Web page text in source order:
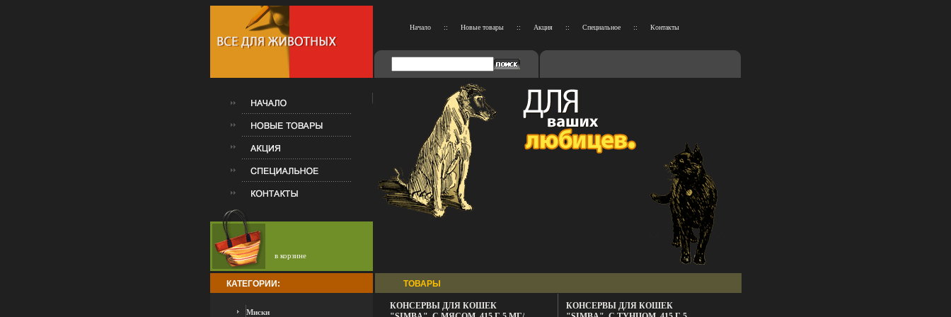
Начало :: Новые товары :: Акция :: Специальное :: Контакты
в корзине
КАТЕГОРИИ:
Миски
ТОВАРЫ
КОНСЕРВЫ ДЛЯ КОШЕК
КОНСЕРВЫ ДЛЯ КОШЕК